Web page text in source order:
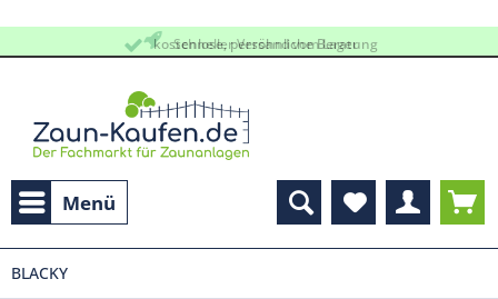
Schneller Versand vom Lager
kostenlose, persöhnliche Beratung
Menü
BLACKY